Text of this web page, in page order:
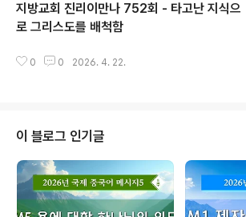
지방교회 진리이만나 752회 - 타고난 지식으
로 그리스도를 배척함
0 0 2026. 4. 22.
이 블로그 인기글